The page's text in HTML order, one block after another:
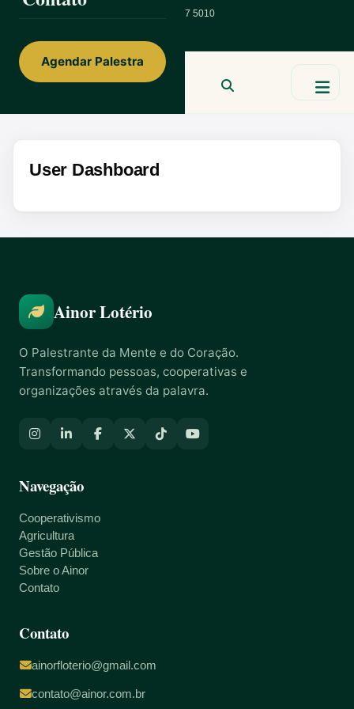
47 9 9967 5010
Ainor Lotério
Agendar Palestra
User Dashboard
Ainor Lotério
O Palestrante da Mente e do Coração.
Transformando pessoas, cooperativas e
organizações através da palavra.
Navegação
Cooperativismo
Agricultura
Gestão Pública
Sobre o Ainor
Contato
Contato
ainorfloterio@gmail.com
contato@ainor.com.br